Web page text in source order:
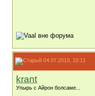
04.07.2010, 10:11
krant
Упырь с Айрон болсаме...